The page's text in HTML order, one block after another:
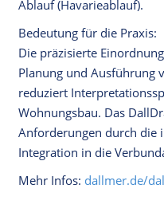
Ablauf (Havarieablauf).
Bedeutung für die Praxis:
Die präzisierte
Planung und Ausführung
reduziert
Wohnungsbau. Das
Anforderungen durch die
Integration in die
Mehr Infos: dallmer.de/